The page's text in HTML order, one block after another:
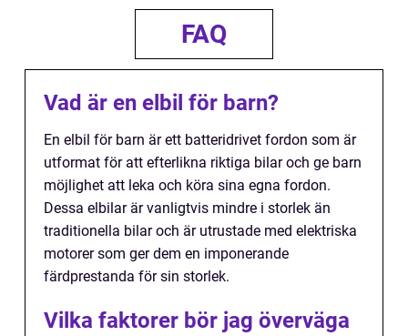
FAQ
Vad är en elbil för barn?
En elbil för barn är ett batteridrivet fordon som är
utformat för att efterlikna riktiga bilar och ge barn
möjlighet att leka och köra sina egna fordon.
Dessa elbilar är vanligtvis mindre i storlek än
traditionella bilar och är utrustade med elektriska
motorer som ger dem en imponerande
färdprestanda för sin storlek.
Vilka faktorer bör jag överväga